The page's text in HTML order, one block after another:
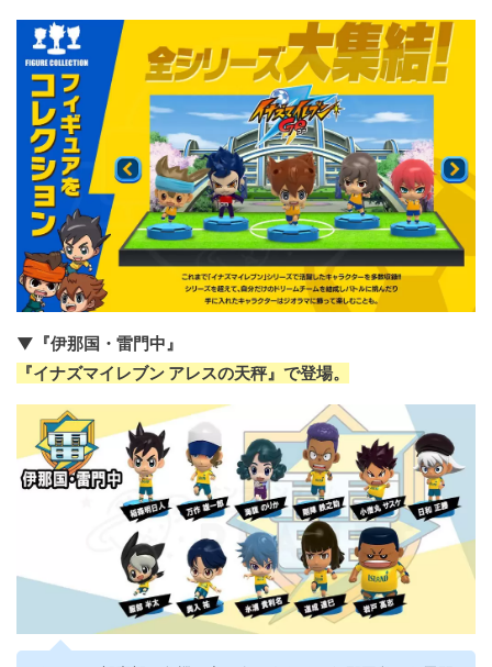
▼『伊那国・雷門中』
『イナズマイレブン アレスの天秤』で登場。